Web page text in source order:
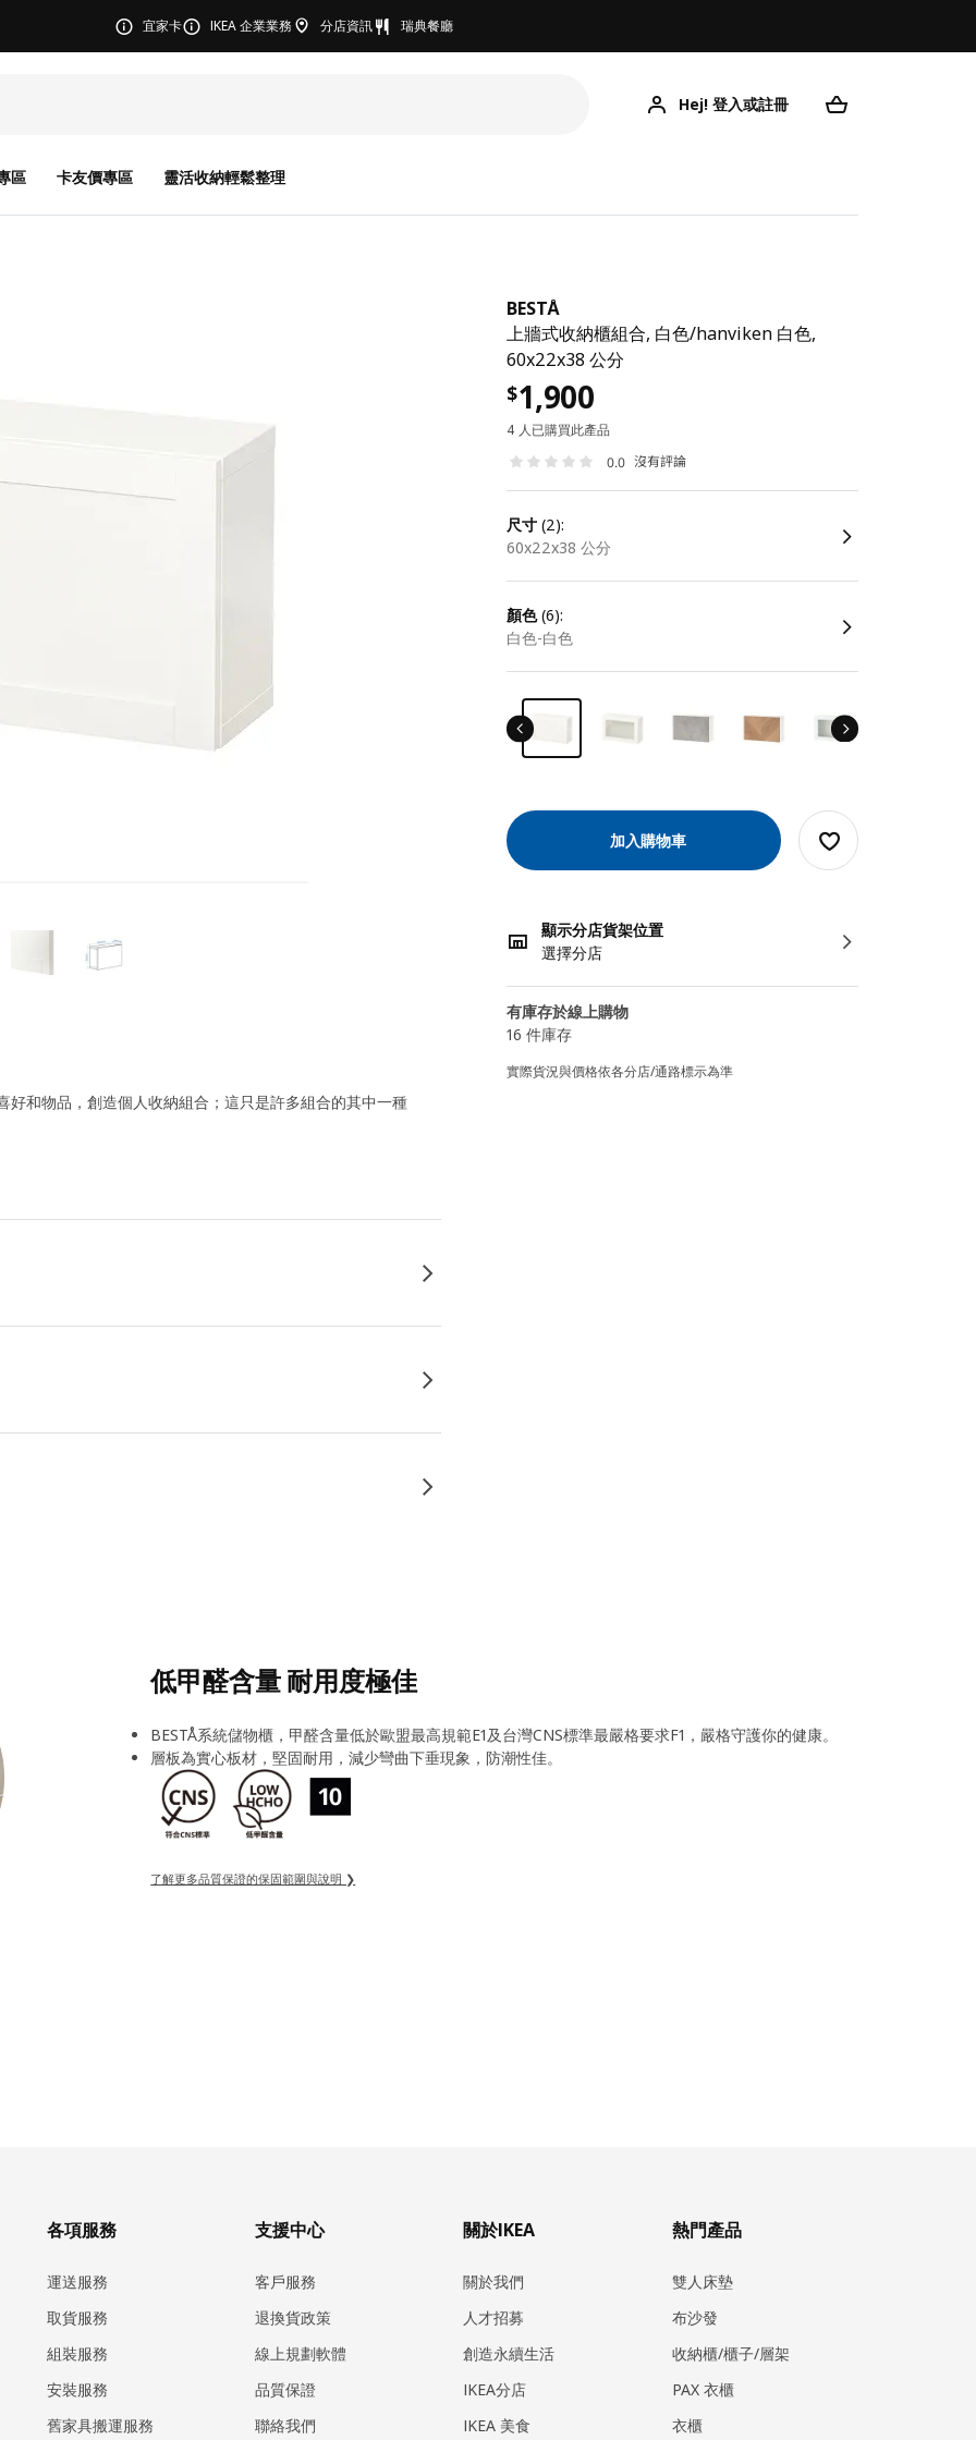
宜家卡 IKEA 企業業務 分店資訊 瑞典餐廳
Hej! 登入或註冊
區 卡友價專區 靈活收納輕鬆整理
BESTÅ
上牆式收納櫃組合, 白色/hanviken 白色,
60x22x38 公分
$1,900
4 人已購買此產品
0.0 沒有評論
尺寸 (2):
60x22x38 公分
顏色(6):
白色-白色
加入購物車
顯示分店貨架位置
選擇分店
有庫存於線上購物
16 件庫存
實際貨況與價格依各分店/通路標示為準
和物品，創造個人收納組合；這只是許多組合的其中一種
低甲醛含量 耐用度極佳
BESTÅ系統儲物櫃，甲醛含量低於歐盟最高規範E1及台灣CNS標準最嚴格要求F1，嚴格守護你的健康。
層板為實心板材，堅固耐用，減少彎曲下垂現象，防潮性佳。
了解更多品質保證的保固範圍與說明 ❯
各項服務
運送服務
取貨服務
組裝服務
安裝服務
​舊家具搬運服務
支援中心
客戶服務
退換貨政策
線上規劃軟體
品質保證
聯絡我們
關於IKEA
關於我們
人才招募
創造永續生活
IKEA分店
IKEA 美食
熱門產品
雙人床墊
布沙發
收納櫃/櫃子/層架
PAX 衣櫃
衣櫃